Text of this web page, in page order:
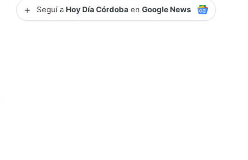
+ Seguí a Hoy Día Córdoba enGoogle News